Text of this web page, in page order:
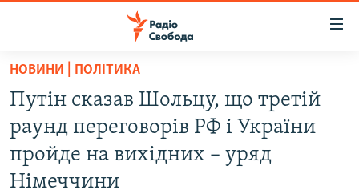
Перейти
основного
матеріалу
Перейти
до
основної
ВСЕ ЗА ДОБУ
СТАТТІ
ПОЛІТИКА
ВІЙНА
НОВИНИ | ПОЛІТИКА
Путін сказав Шольцу, що третій
раунд переговорів РФ і України
пройде на вихідних – уряд
Німеччини